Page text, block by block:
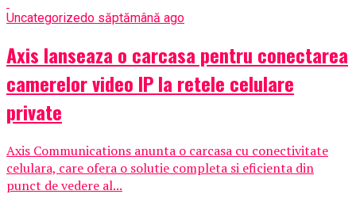
Uncategorizedo săptămână ago
Axis lanseaza o carcasa pentru conectarea
camerelor video IP la retele celulare
private
Axis Communications anunta o carcasa cu conectivitate
celulara, care ofera o solutie completa si eficienta din
punct de vedere al...